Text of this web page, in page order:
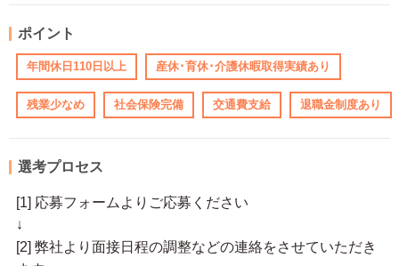
ポイント
年間休日110日以上 産休･育休･介護休暇取得実績あり
残業少なめ 社会保険完備 交通費支給 退職金制度あり
選考プロセス
[1] 応募フォームよりご応募ください
↓
[2] 弊社より面接日程の調整などの連絡をさせていただき